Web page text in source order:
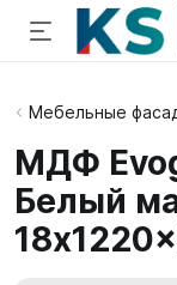
Мебельные
МДФ
Белый